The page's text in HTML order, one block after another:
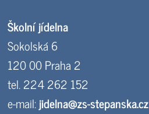
Školní jídelna
Sokolská 6
120 00 Praha 2
tel. 224 262 152
e-mail:jidelna@zs-stepanska.cz